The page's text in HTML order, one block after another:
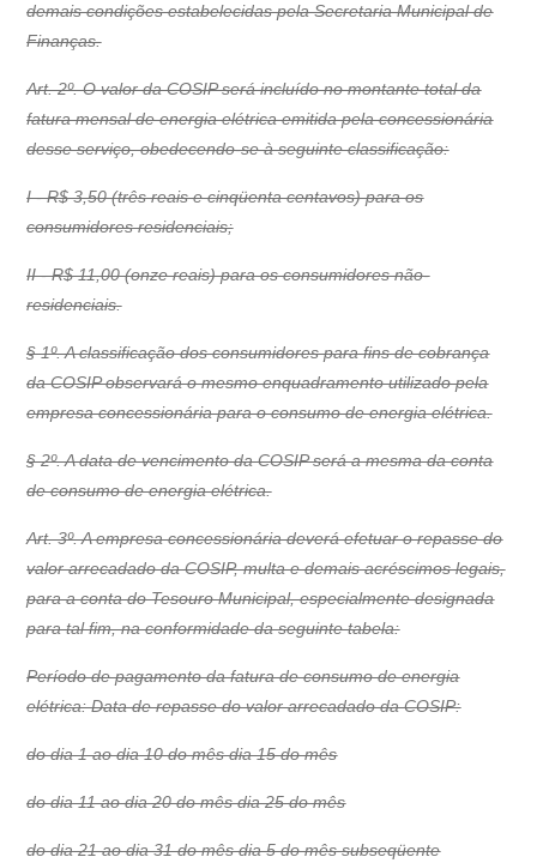
demais condições estabelecidas pela Secretaria Municipal de
Finanças.
Art. 2º. O valor da COSIP será incluído no montante total da
fatura mensal de energia elétrica emitida pela concessionária
desse serviço, obedecendo-se à seguinte classificação:
I - R$ 3,50 (três reais e cinqüenta centavos) para os
consumidores residenciais;
II - R$ 11,00 (onze reais) para os consumidores não-
residenciais.
§ 1º. A classificação dos consumidores para fins de cobrança
da COSIP observará o mesmo enquadramento utilizado pela
empresa concessionária para o consumo de energia elétrica.
§ 2º. A data de vencimento da COSIP será a mesma da conta
de consumo de energia elétrica.
Art. 3º. A empresa concessionária deverá efetuar o repasse do
valor arrecadado da COSIP, multa e demais acréscimos legais,
para a conta do Tesouro Municipal, especialmente designada
para tal fim, na conformidade da seguinte tabela:
Período de pagamento da fatura de consumo de energia
elétrica: Data de repasse do valor arrecadado da COSIP:
do dia 1 ao dia 10 do mês dia 15 do mês
do dia 11 ao dia 20 do mês dia 25 do mês
do dia 21 ao dia 31 do mês dia 5 do mês subseqüente